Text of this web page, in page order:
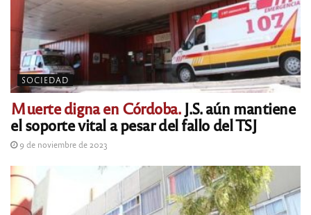
SOCIEDAD
Muerte digna en Córdoba.J.S. aún mantiene
el soporte vital a pesar del fallo del TSJ
9 de noviembre de 2023